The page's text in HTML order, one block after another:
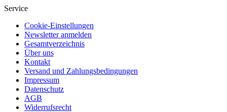
Service
Cookie-Einstellungen
Newsletter anmelden
Gesamtverzeichnis
Über uns
Kontakt
Versand und Zahlungsbedingungen
Impressum
Datenschutz
AGB
Widerrufsrecht